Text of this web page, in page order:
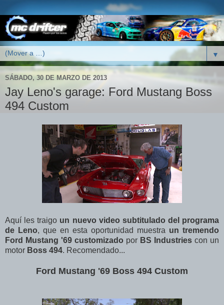
▼
SÁBADO, 30 DE MARZO DE 2013
Jay Leno's garage: Ford Mustang Boss
494 Custom
Aquí les traigo un nuevo video subtitulado del programa
de Leno, que en esta oportunidad muestra un tremendo
Ford Mustang '69 customizado por BS Industries con un
motor Boss 494. Recomendado...
Ford Mustang '69 Boss 494 Custom